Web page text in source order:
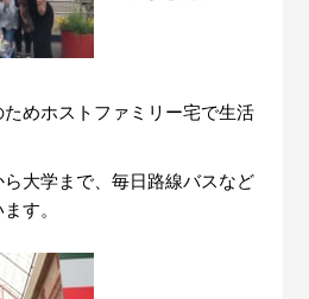
めホストファミリー宅で生活
大学まで、毎日路線バスなど
す。